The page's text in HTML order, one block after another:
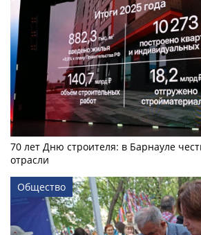
70 лет Дню строителя: в Барнауле
отрасли
Общество